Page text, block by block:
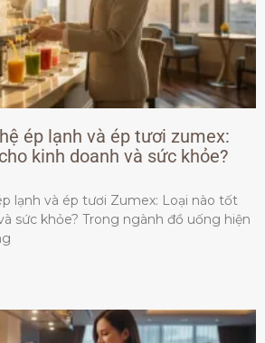
ép lạnh và ép tươi zumex:
kinh doanh và sức khỏe?
lạnh và ép tươi Zumex: Loại nào tốt
sức khỏe? Trong ngành đồ uống hiện